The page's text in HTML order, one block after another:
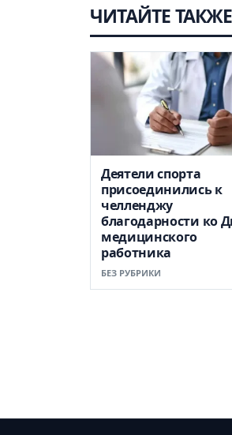
ЧИТАЙТЕ ТАКЖЕ
Деятели спорта
присоединились к
челленджу
благодарности ко
медицинского
работника
БЕЗ РУБРИКИ